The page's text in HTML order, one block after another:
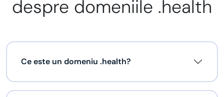
despre domeniile .health
Ce este un domeniu .health?